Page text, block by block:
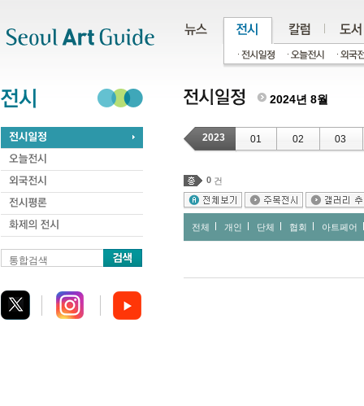
통합검색
2024년 8월
2023 01 02 03
0 건
전체 개인 단체 협회 아트페어